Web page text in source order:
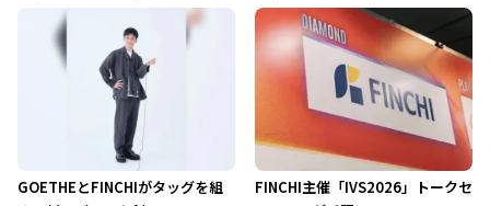
GOETHEとFINCHIがタッグを組
FINCHI主催「IVS2026」トークセ